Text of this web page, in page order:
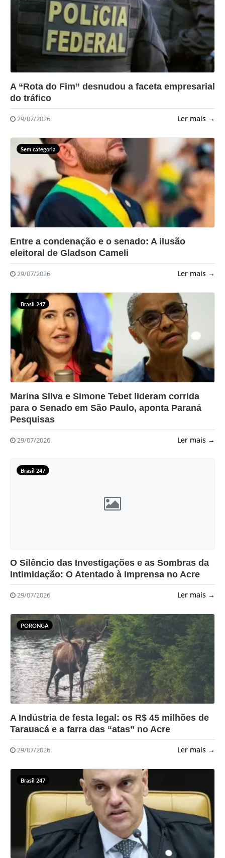
?>
A “Rota do Fim” desnudou a faceta empresarial
do tráfico
29/07/2026 Ler mais →
Sem categoria
?>
Entre a condenação e o senado: A ilusão
eleitoral de Gladson Cameli
29/07/2026 Ler mais →
Brasil 247
?>
Marina Silva e Simone Tebet lideram corrida
para o Senado em São Paulo, aponta Paraná
Pesquisas
29/07/2026 Ler mais →
Brasil 247
O Silêncio das Investigações e as Sombras da
Intimidação: O Atentado à Imprensa no Acre
29/07/2026 Ler mais →
PORONGA
?>
A Indústria de festa legal: os R$ 45 milhões de
Tarauacá e a farra das “atas” no Acre
29/07/2026 Ler mais →
Brasil 247